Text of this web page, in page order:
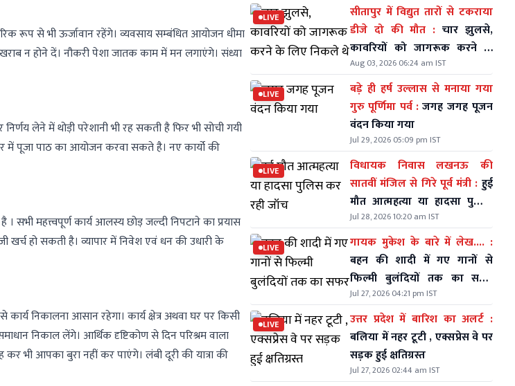
रूप से भी ऊर्जावान रहेंगे। व्यवसाय सम्बंधित आयोजन धीमा
न होने दें। नौकरी पेशा जातक काम में मन लगाएंगे। संध्या
लेने में थोड़ी परेशानी भी रह सकती है फिर भी सोची गयी
में पूजा पाठ का आयोजन करवा सकते है। नए कार्यो की
सभी महत्त्वपूर्ण कार्य आलस्य छोड़ जल्दी निपटाने का प्रयास
हो सकती है। व्यापार में निवेश एवं धन की उधारी के
निकालना आसान रहेगा। कार्य क्षेत्र अथवा घर पर किसी
निकाल लेंगे। आर्थिक दृष्टिकोण से दिन परिश्रम वाला
कर भी आपका बुरा नहीं कर पाएंगे। लंबी दूरी की यात्रा की
LIVE
सीतापुर में विद्युत तारों से टकराया
डीजे दो की मौत : चार झुलसे,
कावरियों को जागरूक करने के
लिए निकले थे
Aug 03, 2026 06:24 am IST
LIVE
बड़े ही हर्ष उल्लास से मनाया गया
गुरु पूर्णिमा पर्व :जगह जगह पूजन
वंदन किया गया
Jul 29, 2026 05:09 pm IST
LIVE
विधायक निवास लखनऊ की
सातवीं मंजिल से गिरे पूर्व मंत्री : हुई
मौत आत्महत्या या हादसा पुलिस
कर रही जॉच
Jul 28, 2026 10:20 am IST
LIVE
गायक मुकेश के बारे में लेख.... :
बहन की शादी में गए गानों से
फिल्मी बुलंदियों तक का सफर
मुकेश ने कैसे तय किया देखें
Jul 27, 2026 04:21 pm IST
LIVE
उत्तर प्रदेश में बारिश का अलर्ट :
बलिया में नहर टूटी , एक्सप्रेस वे पर
सड़क हुई क्षतिग्रस्त
Jul 27, 2026 02:44 am IST